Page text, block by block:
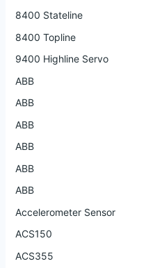
8400 Stateline
8400 Topline
9400 Highline Servo
ABB
ABB
ABB
ABB
ABB
ABB
Accelerometer Sensor
ACS150
ACS355